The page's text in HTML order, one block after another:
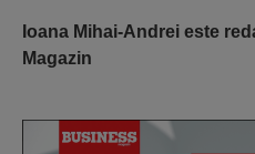
Ioana Mihai-Andrei este
Magazin